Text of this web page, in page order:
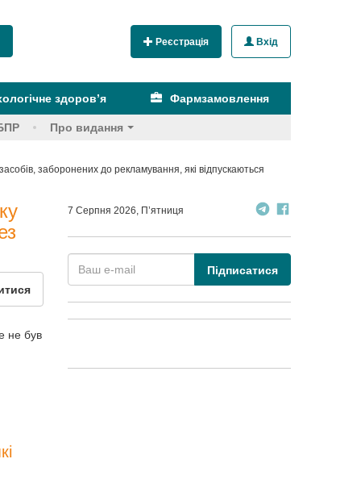
Реєстрація Вхід
здоров’я Фармзамовлення
Про видання
заборонених до рекламування, які відпускаються
не був
7 Серпня 2026, П’ятниця
Підписатися